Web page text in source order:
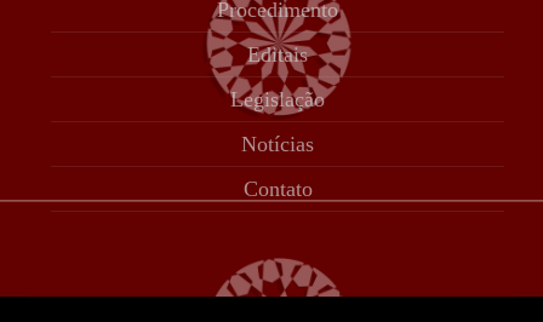
Procedimento
Editais
Legislação
Notícias
Contato